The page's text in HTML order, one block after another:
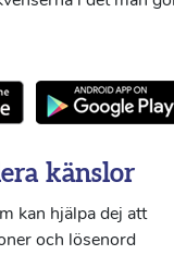
känslor
kan hjälpa dej att
och lösenord